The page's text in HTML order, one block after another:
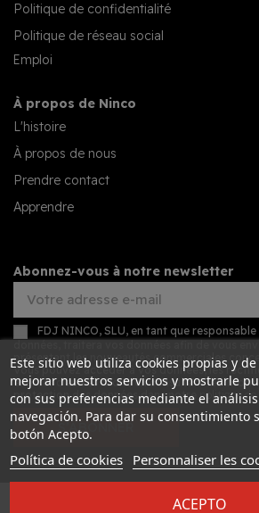
Politique de confidentialité
Politique de réseau social
Emploi
À propos de Ninco
L'histoire
À propos de nous
Prendre contact
Apprendre
Abonnez-vous à notre newsletter
FDJ NINCO, SLU, en tant que
présentant les nouveautés commerciales
Vous pouvez accéder à vos données, les
exercer d'autres droits en consultant les
protection des données dans notre politique
S’ABONNER
Este sitio web utiliza cookies propias y
mejorar nuestros servicios y mostrarle
con sus preferencias mediante el
navegación. Para dar su consentimiento
botón Acepto.
Política de cookies Personnaliser les
ACEPTO